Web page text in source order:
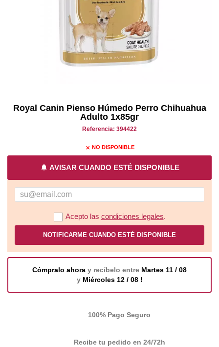
Royal Canin Pienso Húmedo Perro Chihuahua
Adulto 1x85gr
Referencia: 394422
close NO DISPONIBLE
notifications AVISAR CUANDO ESTÉ DISPONIBLE
Acepto las condiciones legales.
NOTIFICARME CUANDO ESTÉ DISPONIBLE
Cómpralo ahora y recíbelo entre Martes 11 / 08
y Miércoles 12 / 08 !
100% Pago Seguro
Recibe tu pedido en 24/72h